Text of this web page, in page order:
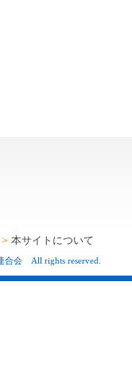
本サイトについて
合会 All rights reserved.